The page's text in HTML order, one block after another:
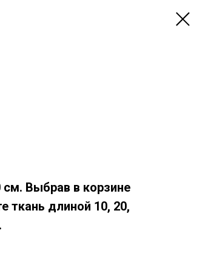
см. Выбрав в корзине
ткань длиной 10, 20,